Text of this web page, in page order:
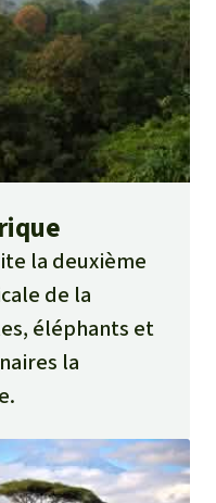
la deuxième
de la
éléphants et
la